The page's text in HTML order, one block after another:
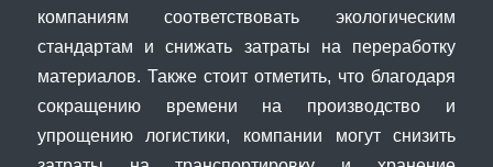
компаниям соответствовать экологическим
стандартам и снижать затраты на переработку
материалов. Также стоит отметить, что благодаря
сокращению времени на производство и
упрощению логистики, компании могут снизить